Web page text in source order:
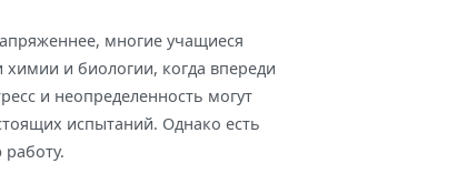
многие учащиеся
химии и биологии, когда впереди
и неопределенность могут
испытаний. Однако есть